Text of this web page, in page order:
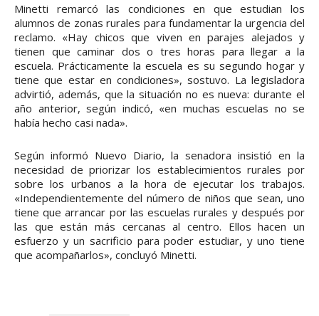
Minetti remarcó las condiciones en que estudian los
alumnos de zonas rurales para fundamentar la urgencia del
reclamo. «Hay chicos que viven en parajes alejados y
tienen que caminar dos o tres horas para llegar a la
escuela. Prácticamente la escuela es su segundo hogar y
tiene que estar en condiciones», sostuvo. La legisladora
advirtió, además, que la situación no es nueva: durante el
año anterior, según indicó, «en muchas escuelas no se
había hecho casi nada».
Según informó Nuevo Diario, la senadora insistió en la
necesidad de priorizar los establecimientos rurales por
sobre los urbanos a la hora de ejecutar los trabajos.
«Independientemente del número de niños que sean, uno
tiene que arrancar por las escuelas rurales y después por
las que están más cercanas al centro. Ellos hacen un
esfuerzo y un sacrificio para poder estudiar, y uno tiene
que acompañarlos», concluyó Minetti.